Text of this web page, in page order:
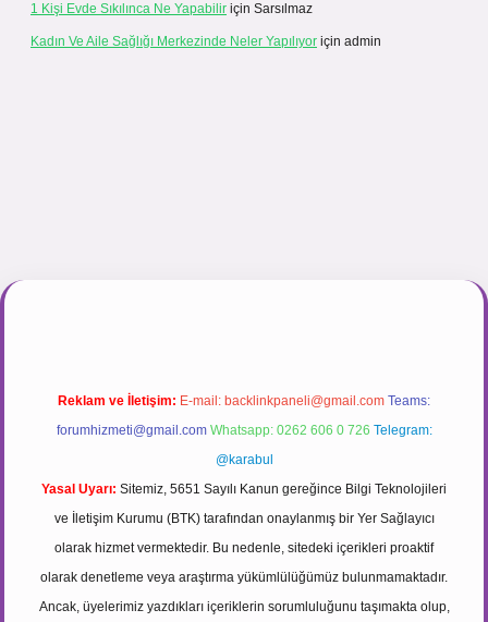
1 Kişi Evde Sıkılınca Ne Yapabilir için Sarsılmaz
Kadın Ve Aile Sağlığı Merkezinde Neler Yapılıyor için admin
Reklam ve İletişim: E-mail: backlinkpaneli@gmail.com Teams:
forumhizmeti@gmail.com Whatsapp: 0262 606 0 726 Telegram:
@karabul
Yasal Uyarı: Sitemiz, 5651 Sayılı Kanun gereğince Bilgi Teknolojileri
ve İletişim Kurumu (BTK) tarafından onaylanmış bir Yer Sağlayıcı
olarak hizmet vermektedir. Bu nedenle, sitedeki içerikleri proaktif
olarak denetleme veya araştırma yükümlülüğümüz bulunmamaktadır.
Ancak, üyelerimiz yazdıkları içeriklerin sorumluluğunu taşımakta olup,